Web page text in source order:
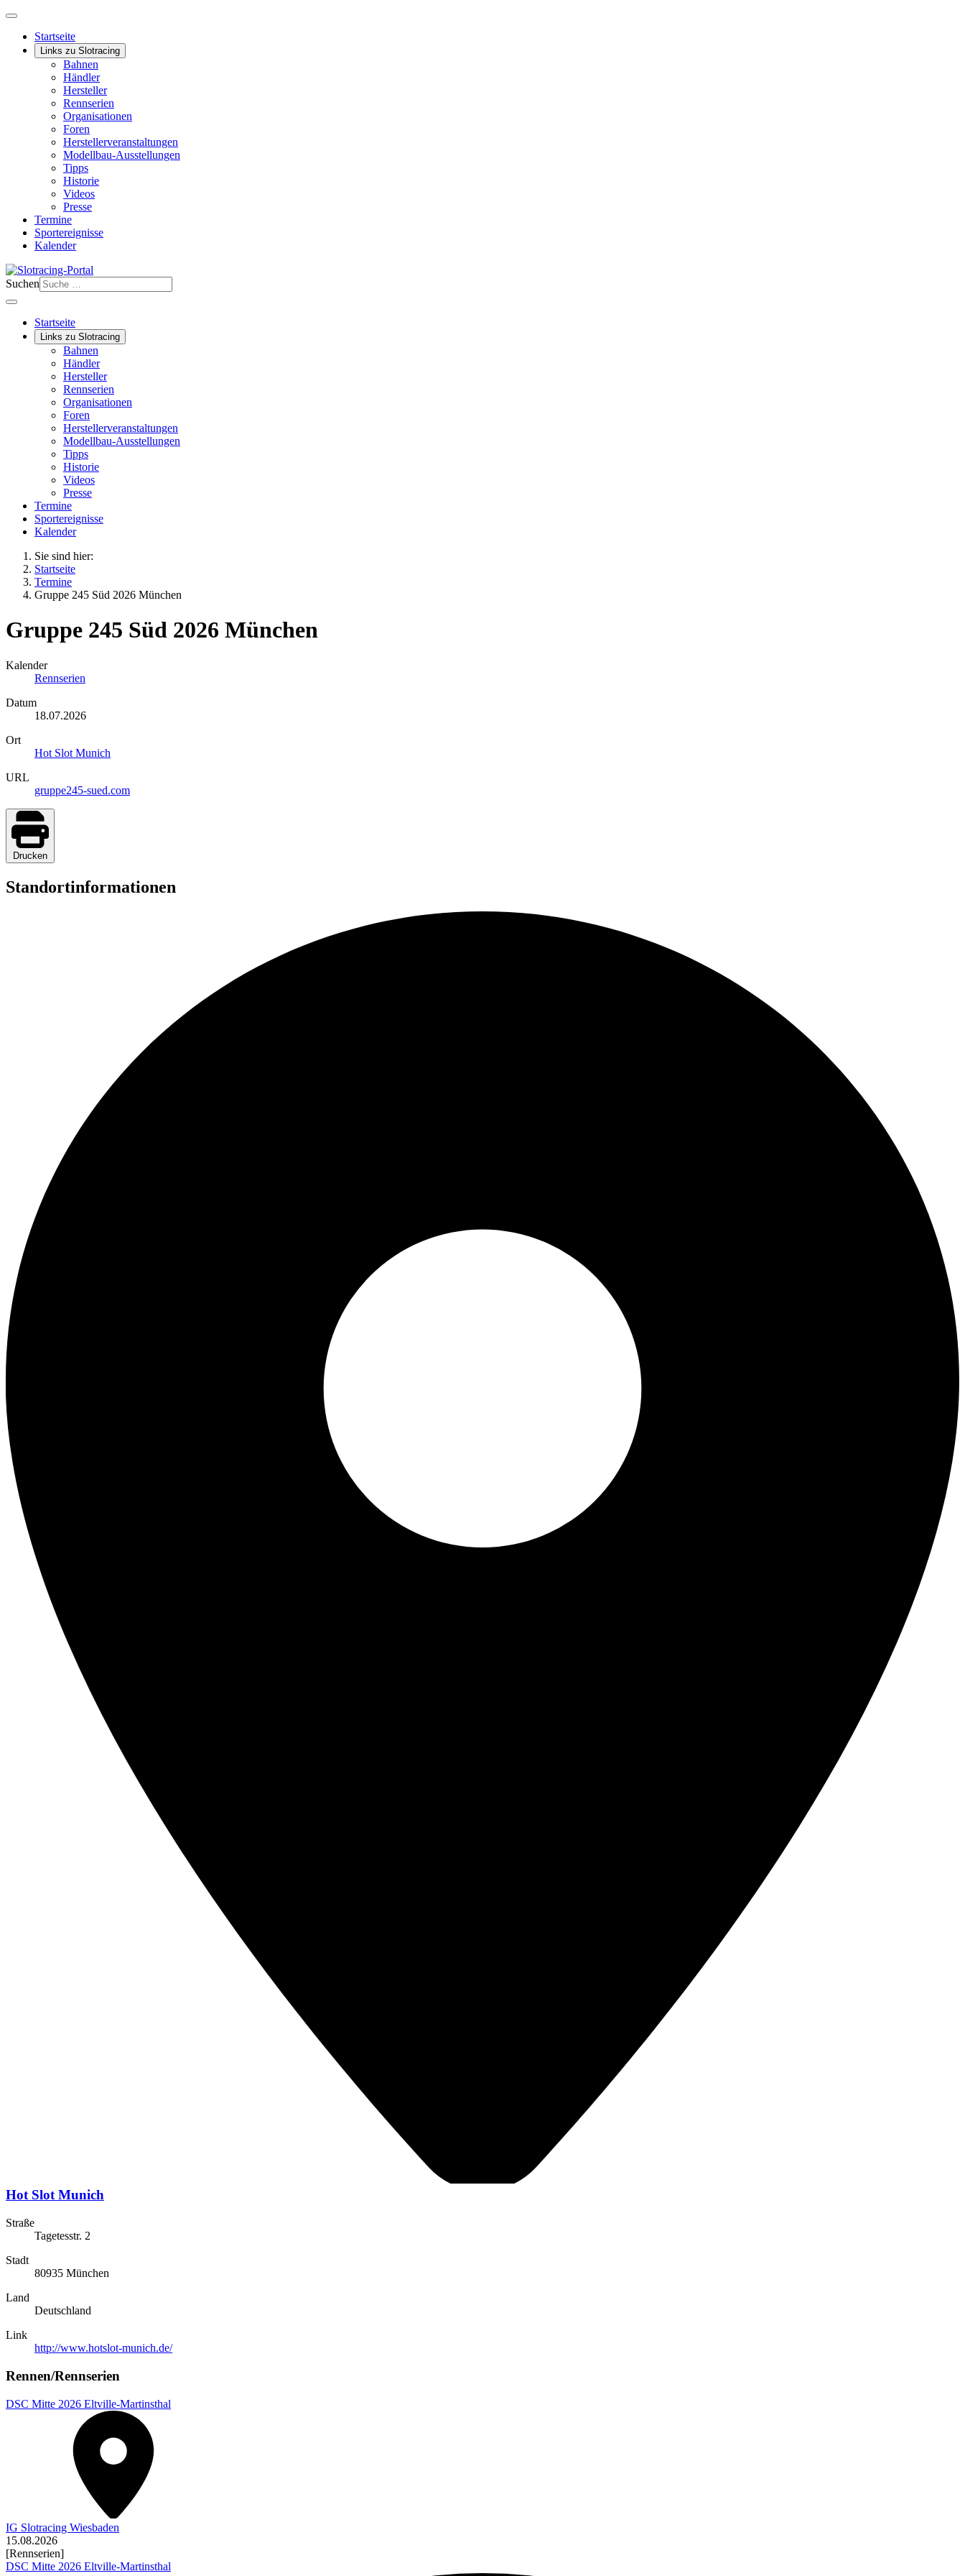
Startseite
Links zu Slotracing
Bahnen
Händler
Hersteller
Rennserien
Organisationen
Foren
Herstellerveranstaltungen
Modellbau-Ausstellungen
Tipps
Historie
Videos
Presse
Termine
Sportereignisse
Kalender
Suchen
Startseite
Links zu Slotracing
Bahnen
Händler
Hersteller
Rennserien
Organisationen
Foren
Herstellerveranstaltungen
Modellbau-Ausstellungen
Tipps
Historie
Videos
Presse
Termine
Sportereignisse
Kalender
Sie sind hier:
Startseite
Termine
Gruppe 245 Süd 2026 München
Gruppe 245 Süd 2026 München
Kalender
Rennserien
Datum
18.07.2026
Ort
Hot Slot Munich
URL
gruppe245-sued.com
Drucken
Standortinformationen
Hot Slot Munich
Straße
Tagetesstr. 2
Stadt
80935 München
Land
Deutschland
Link
http://www.hotslot-munich.de/
Rennen/Rennserien
DSC Mitte 2026 Eltville-Martinsthal
IG Slotracing Wiesbaden
15.08.2026
[Rennserien]
DSC Mitte 2026 Eltville-Martinsthal